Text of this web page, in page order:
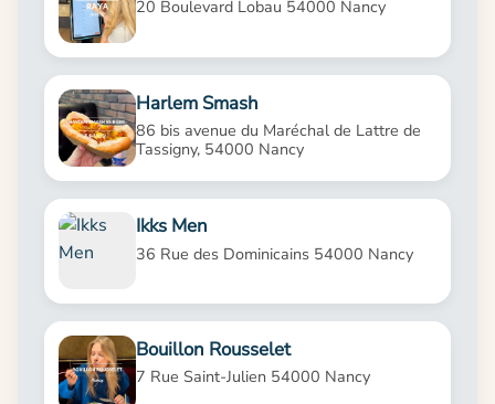
20 Boulevard Lobau 54000 Nancy
Harlem Smash
86 bis avenue du Maréchal de Lattre de
Tassigny, 54000 Nancy
Ikks Men
36 Rue des Dominicains 54000 Nancy
Bouillon Rousselet
7 Rue Saint-Julien 54000 Nancy